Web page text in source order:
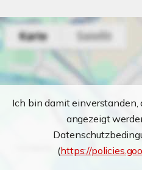
Ich bin damit einverstanden,
angezeigt
(https://